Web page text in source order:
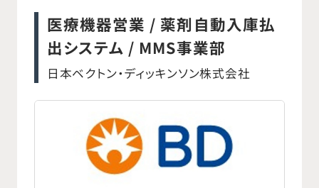
forecast for the HCP activities and
manage the expenses as planned. ○
Have good competitive intelligence
and be the expert on market
developments. ○ Manage portfolio /
product life cycle in cooperation with
relevant functions and provide
optimal marketing input to Global
○新製品の紹介およびデモンストレーション
の実施 ○新規顧客の開拓に向けた営業戦
略の立案・実行 ○顧客からの問い合わせ対
応および技術的なサポートの提供 ○市場動
向や競合情報の収集・分析を通じた営業戦
略の最適化 ○マーケティング、カスタマーサ
ービスなど社内関連部署との連携 ○代理店
との協業および販売支援活動の実施
医療機器営業 / 薬剤自動入庫払
出システム / MMS事業部
日本ベクトン・ディッキンソン株式会社